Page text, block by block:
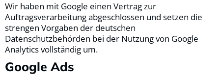
Wir haben mit Google einen Vertrag zur
Auftragsverarbeitung abgeschlossen und setzen die
strengen Vorgaben der deutschen
Datenschutzbehörden bei der Nutzung von Google
Analytics vollständig um.
Google Ads